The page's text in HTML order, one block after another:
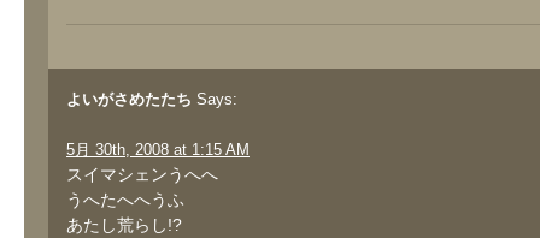
よいがさめたたち Says:
5月 30th, 2008 at 1:15 AM
スイマシェンうへへ
うへたへへうふ
あたし荒らし!?